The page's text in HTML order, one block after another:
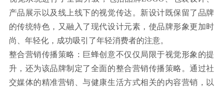
产品展示以及线上线下的视觉传达。新设计既保留了品牌
的传统特色，又融入了现代设计元素，使品牌形象更加时
尚、年轻化，成功吸引了年轻消费者的注意。
整合营销传播策略：巨蜂创意不仅仅局限于视觉形象的提
升，还为该品牌制定了全面的整合营销传播策略。通过社
交媒体的精准营销、与健康生活方式相关的内容营销，以